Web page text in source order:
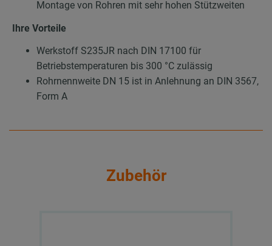
Montage von Rohren mit sehr hohen Stützweiten
Ihre Vorteile
Werkstoff S235JR nach DIN 17100 für
Betriebstemperaturen bis 300 °C zulässig
Rohrnennweite DN 15 ist in Anlehnung an DIN 3567,
Form A
Zubehör